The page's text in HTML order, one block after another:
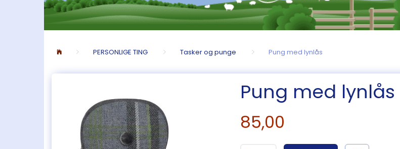
PERSONLIGE TING Tasker og punge Pung med lynlås
Pung med lynlås
85,00